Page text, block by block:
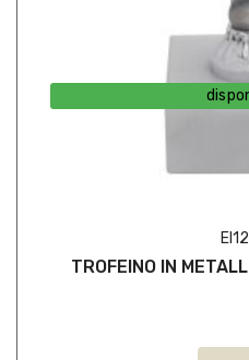
TROFEINO IN